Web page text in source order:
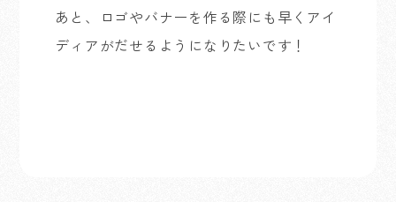
あと、ロゴやバナーを作る際にも早くアイ
ディアがだせるようになりたいです！